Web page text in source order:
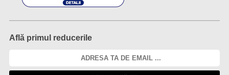
Află primul reducerile